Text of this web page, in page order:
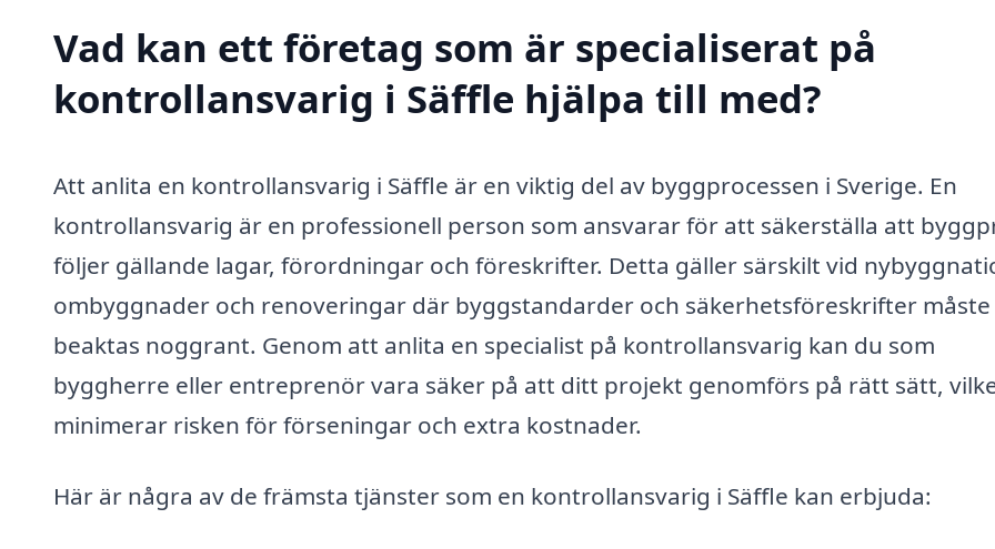
Vad kan ett företag som är specialiserat på
kontrollansvarig i Säffle hjälpa till med?
Att anlita en kontrollansvarig i Säffle är en viktig del av byggprocessen i Sverige. En
kontrollansvarig är en professionell person som ansvarar för att säkerställa att
följer gällande lagar, förordningar och föreskrifter. Detta gäller särskilt vid
ombyggnader och renoveringar där byggstandarder och säkerhetsföreskrifter måste
beaktas noggrant. Genom att anlita en specialist på kontrollansvarig kan du som
byggherre eller entreprenör vara säker på att ditt projekt genomförs på rätt sätt,
minimerar risken för förseningar och extra kostnader.
Här är några av de främsta tjänster som en kontrollansvarig i Säffle kan erbjuda: